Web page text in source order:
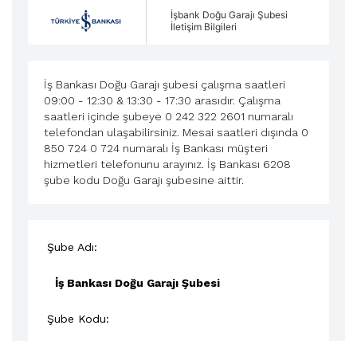
İşbank Doğu Garajı Şubesi
İletişim Bilgileri
İş Bankası Doğu Garajı şubesi çalışma saatleri
09:00 - 12:30 & 13:30 - 17:30 arasıdır. Çalışma
saatleri içinde şubeye 0 242 322 2601 numaralı
telefondan ulaşabilirsiniz. Mesai saatleri dışında 0
850 724 0 724 numaralı İş Bankası müşteri
hizmetleri telefonunu arayınız. İş Bankası 6208
şube kodu Doğu Garajı şubesine aittir.
Şube Adı:
İş Bankası Doğu Garajı Şubesi
Şube Kodu: